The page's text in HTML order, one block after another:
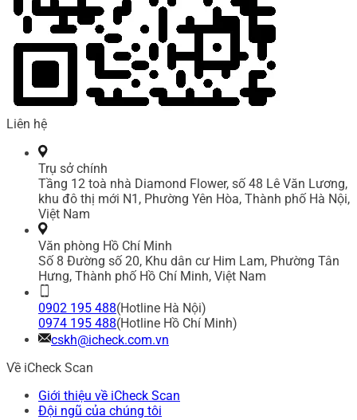
Liên hệ
Trụ sở chính
Tầng 12 toà nhà Diamond Flower, số 48 Lê Văn Lương,
khu đô thị mới N1, Phường Yên Hòa, Thành phố Hà Nội,
Việt Nam
Văn phòng Hồ Chí Minh
Số 8 Đường số 20, Khu dân cư Him Lam, Phường Tân
Hưng, Thành phố Hồ Chí Minh, Việt Nam
0902 195 488(Hotline Hà Nội)
0974 195 488(Hotline Hồ Chí Minh)
cskh@icheck.com.vn
Về iCheck Scan
Giới thiệu về iCheck Scan
Đội ngũ của chúng tôi